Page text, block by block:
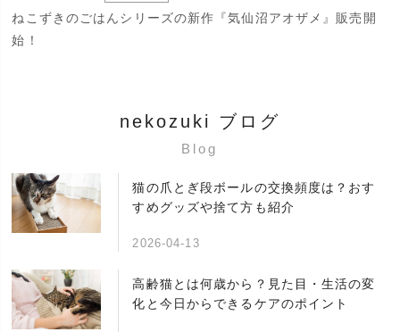
ねこずきのごはんシリーズの新作『気仙沼アオザメ』販売開
始！
nekozuki ブログ
Blog
猫の爪とぎ段ボールの交換頻度は？おす
すめグッズや捨て方も紹介
2026-04-13
高齢猫とは何歳から？見た目・生活の変
化と今日からできるケアのポイント